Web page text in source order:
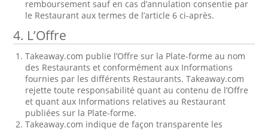
remboursement sauf en cas d’annulation consentie par
le Restaurant aux termes de l’article 6 ci-après.
4. L’Offre
Takeaway.com publie l’Offre sur la Plate-forme au nom
des Restaurants et conformément aux Informations
fournies par les différents Restaurants. Takeaway.com
rejette toute responsabilité quant au contenu de l’Offre
et quant aux Informations relatives au Restaurant
publiées sur la Plate-forme.
Takeaway.com indique de façon transparente les